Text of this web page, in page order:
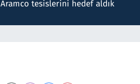
Aramco tesislerini hedef aldık